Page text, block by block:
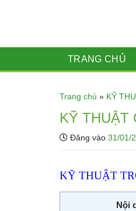
dung
TRANG CHỦ
Trang chủ » KỸ
KỸ THUẬT
Đăng vào 31/01/
KỸ THUẬT
Nội